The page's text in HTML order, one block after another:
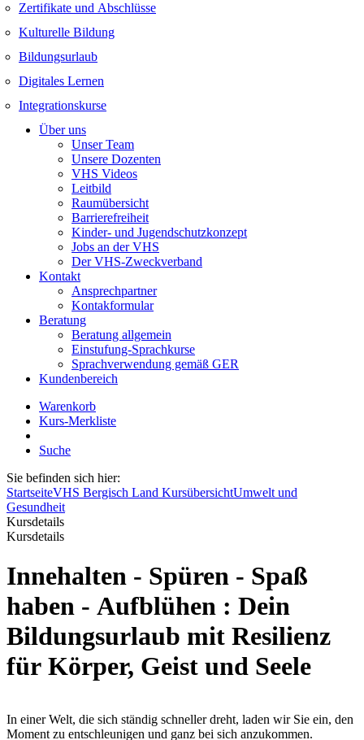
Zertifikate und Abschlüsse
Kulturelle Bildung
Bildungsurlaub
Digitales Lernen
Integrationskurse
Über uns
Unser Team
Unsere Dozenten
VHS Videos
Leitbild
Raumübersicht
Barrierefreiheit
Kinder- und Jugendschutzkonzept
Jobs an der VHS
Der VHS-Zweckverband
Kontakt
Ansprechpartner
Kontakformular
Beratung
Beratung allgemein
Einstufung-Sprachkurse
Sprachverwendung gemäß GER
Kundenbereich
Warenkorb
Kurs-Merkliste
Suche
Sie befinden sich hier:
StartseiteVHS Bergisch Land KursübersichtUmwelt und
Gesundheit
Kursdetails
Kursdetails
Innehalten - Spüren - Spaß
haben - Aufblühen : Dein
Bildungsurlaub mit Resilienz
für Körper, Geist und Seele
In einer Welt, die sich ständig schneller dreht, laden wir Sie ein, den
Moment zu entschleunigen und ganz bei sich anzukommen.